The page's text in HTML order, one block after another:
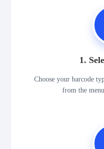
1.
Choose your barcode
from the